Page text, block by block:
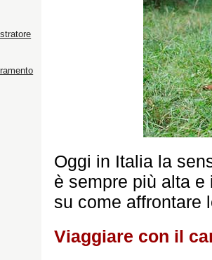
Oggi in Italia la
è sempre più alta
su come affrontare
Viaggiare con il